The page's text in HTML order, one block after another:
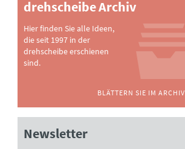
drehscheibe Archiv
Hier finden Sie alle Ideen,
die seit 1997 in der
drehscheibe erschienen
sind.
BLÄTTERN SIE IM ARCHIV
Newsletter